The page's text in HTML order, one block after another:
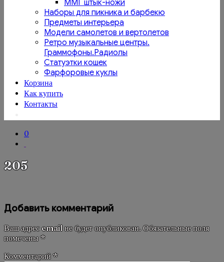
ММГ штык-ножи
Наборы для пикника и барбекю
Предметы интерьера
Модели самолетов и вертолетов
Ретро музыкальные центры.
Граммофоны.Радиолы
Статуэтки кошек
Фарфоровые куклы
Корзина
Как купить
Контакты
0
205
Добавить комментарий
Ваш адрес email не будет опубликован. Обязательные поля
помечены*
Комментарий*